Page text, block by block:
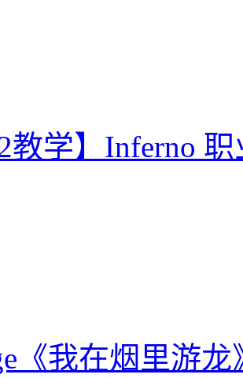
教学】Inferno
《我在烟里游龙